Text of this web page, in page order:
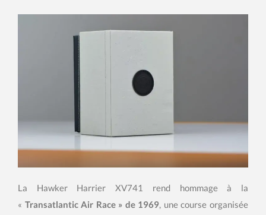
La Hawker Harrier XV741 rend hommage à la
« Transatlantic Air Race » de 1969, une course organisée